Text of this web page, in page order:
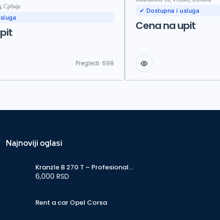
Србија
Pregledi: 698
✔ Dostupna i usluga
Cena na upit
Najnoviji oglasi
Kranzle B 270 T – Profesionalni
perač, puromat 270 bar
6,000 RSD
Rent a car Opel Corsa